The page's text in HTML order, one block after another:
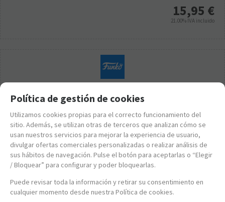
15,95 €
21.00% IVA incluido
Política de gestión de cookies
Utilizamos cookies propias para el correcto funcionamiento del
sitio. Además, se utilizan otras de terceros que analizan cómo se
usan nuestros servicios para mejorar la experiencia de usuario,
divulgar ofertas comerciales personalizadas o realizar análisis de
sus hábitos de navegación. Pulse el botón para aceptarlas o “Elegir
/ Bloquear” para configurar y poder bloquearlas.
Puede revisar toda la información y retirar su consentimiento en
cualquier momento desde nuestra Política de cookies.